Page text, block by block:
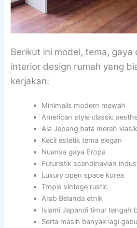
Berikut ini model, tema, gaya
interior design rumah yang
kerjakan:
Minimalis modern mewah
American style classic
Ala Jepang bata merah
Kecil estetik tema elegan
Nuansa gaya Eropa
Futuristik scandinavian
Luxury open space korea
Tropis vintage rustic
Arab Belanda etnik
Islami Japandi timur tengah
Serta masih banyak lagi